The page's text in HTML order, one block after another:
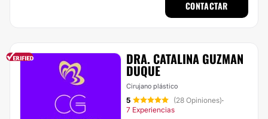
CONTACTAR
DRA. CATALINA GUZMAN
DUQUE
Cirujano plástico
5 (28 Opiniones)·
7 Experiencias